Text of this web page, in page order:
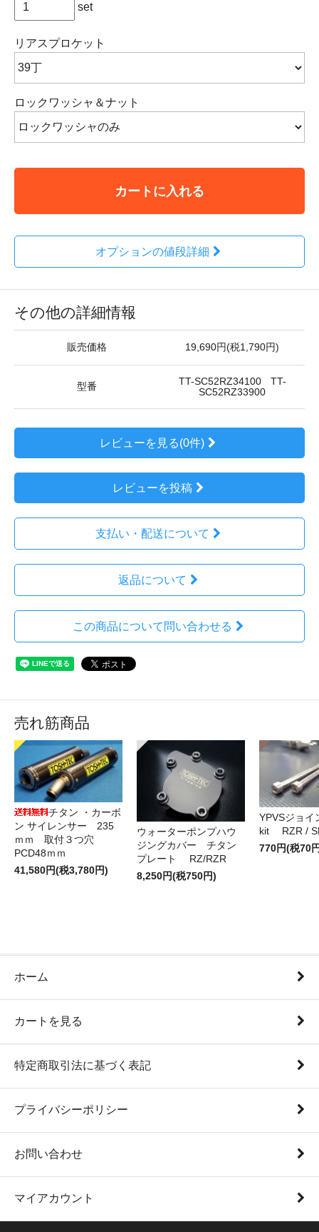
set
リアスプロケット
ロックワッシャ＆ナット
カートに入れる
オプションの値段詳細
その他の詳細情報
販売価格 19,690円(税1,790円)
型番
TT-SC52RZ34100 TT-
SC52RZ33900
レビューを見る(0件)
レビューを投稿
支払い・配送について
返品について
この商品について問い合わせる
売れ筋商品
チタン ・カーボ
ン サイレンサー 235
ｍｍ 取付３つ穴
PCD48ｍｍ
41,580円(税3,780円)
ウォーターポンプハウ
ジングカバー チタン
プレート RZ/RZR
8,250円(税750円)
YPVSジョイ
kit RZR /
770円(税70
ホーム
カートを見る
特定商取引法に基づく表記
プライバシーポリシー
お問い合わせ
マイアカウント